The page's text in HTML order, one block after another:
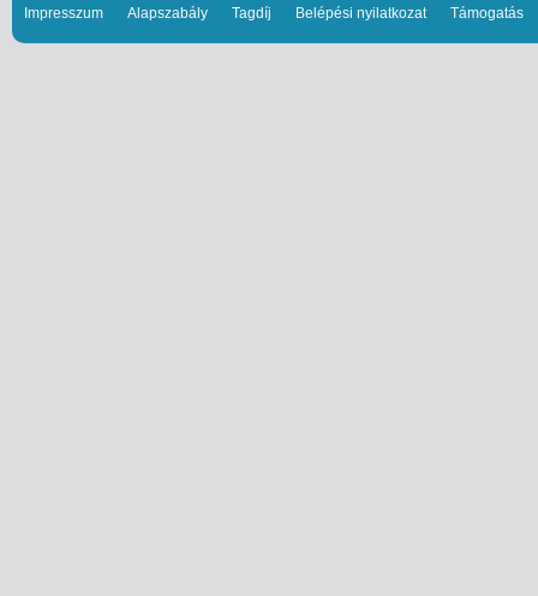
Impresszum Alapszabály Tagdíj Belépési nyilatkozat Támogatás